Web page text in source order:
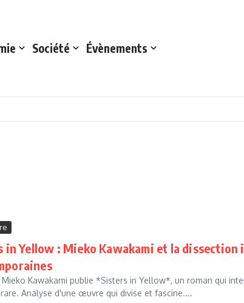
Société Évènements
in Yellow : Mieko Kawakami et la
Mieko Kawakami publie *Sisters in Yellow*, un roman qui
Analyse d'une œuvre qui divise et fascine....